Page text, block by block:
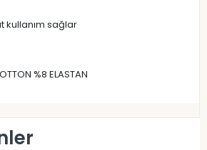
kullanım sağlar
%8 ELASTAN